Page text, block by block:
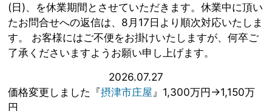
(日)、を休業期間とさせていただきます。休業中に頂い
たお問合せへの返信は、8月17日より順次対応いたしま
す。 お客様にはご不便をお掛けいたしますが、何卒ご
了承くださいますようお願い申し上げます。
2026.07.27
価格変更しました『摂津市庄屋』1,300万円→1,150万
円